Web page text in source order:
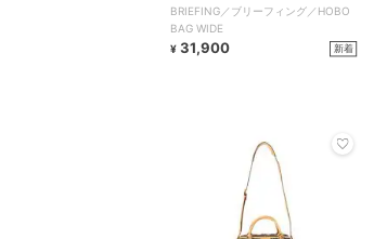
BRIEFING／ブリーフィング／HOBO
BAG WIDE
¥ 31,900 新着